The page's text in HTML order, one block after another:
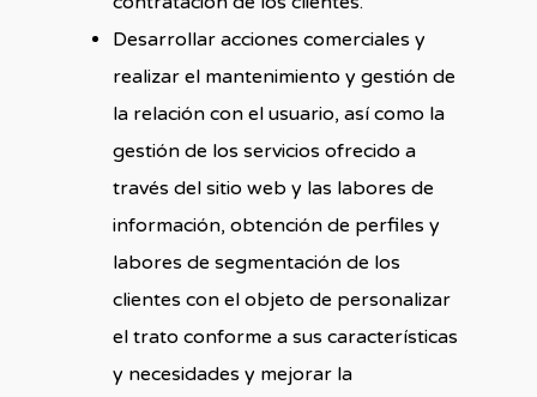
Desarrollar acciones comerciales y
realizar el mantenimiento y gestión de
la relación con el usuario, así como la
gestión de los servicios ofrecido a
través del sitio web y las labores de
información, obtención de perfiles y
labores de segmentación de los
clientes con el objeto de personalizar
el trato conforme a sus características
y necesidades y mejorar la